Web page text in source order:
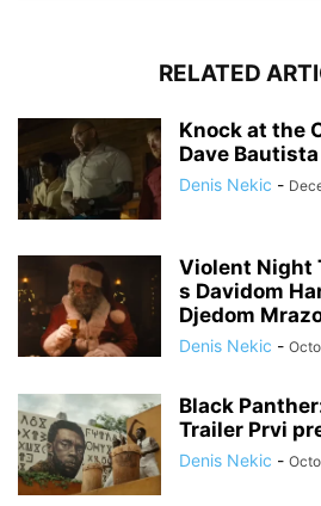
RELATED
Knock at the
Dave Bautista
Denis Nekic -
Violent Night
s Davidom
Djedom
Denis Nekic -
Black
Trailer Prvi
Denis Nekic -